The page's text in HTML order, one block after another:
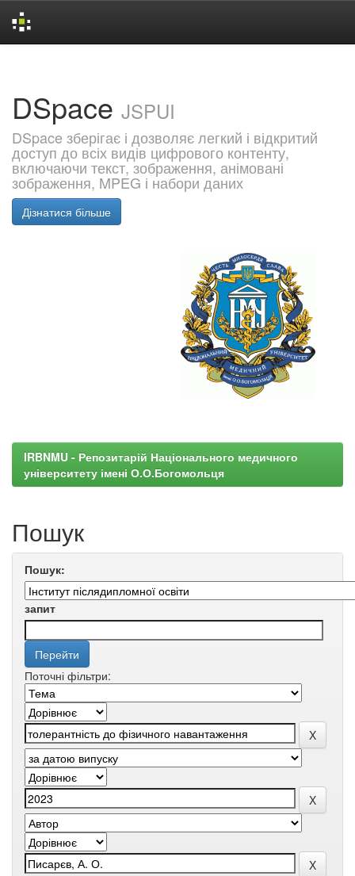
DSpace JSPUI
DSpace зберігає і дозволяє легкий і відкритий
доступ до всіх видів цифрового контенту,
включаючи текст, зображення, анімовані
зображення, MPEG і набори даних
Дізнатися більше
IRBNMU - Репозитарій Національного медичного
університету імені О.О.Богомольця
Пошук
Пошук:
запит
Поточні фільтри: